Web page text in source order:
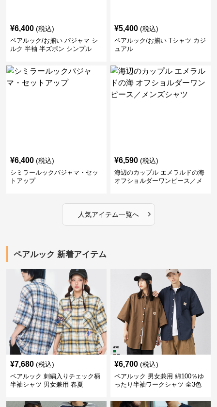
¥6,400 (税込)
ペアルック/お揃い パジャマ シ
ルク 半袖 半ズボン シンプル
¥5,400 (税込)
ペアルック/お揃い Tシャツ カジ
ュアル
¥6,400 (税込)
シミラールックパジャマ・セッ
トアップ
¥6,590 (税込)
海辺のカップル エメラルドの海
オフショルダーワンピース／メ
人気アイテム一覧へ ›
ペアルック 新着アイテム
¥7,680 (税込)
ペアルック 刺繍入りチェック柄
半袖シャツ 男女兼用 春夏
¥6,700 (税込)
ペアルック 男女兼用 綿100％ゆ
ったり半袖ワークシャツ 全3色